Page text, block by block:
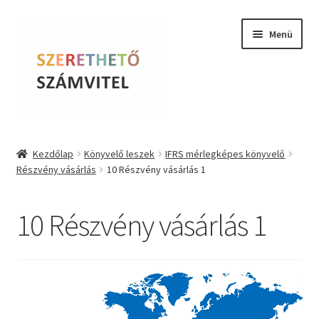
navigációhoz
tartalomba
Menü
Online kurzusok
Kezdőlap Könyvelő leszek
IFRS mérlegképes könyvelő
Részvény vásárlás
10 Részvény vásárlás 1
10 Részvény vásárlás 1